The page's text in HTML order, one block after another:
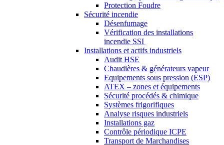
Protection Foudre
Sécurité incendie
Désenfumage
Vérification des installations
incendie SSI
Installations et actifs industriels
Audit HSE
Chaudières & générateurs vapeur
Equipements sous pression (ESP)
ATEX – zones et équipements
Sécurité procédés & chimique
Systèmes frigorifiques
Analyse risques industriels
Installations gaz
Contrôle périodique ICPE
Transport de Marchandises